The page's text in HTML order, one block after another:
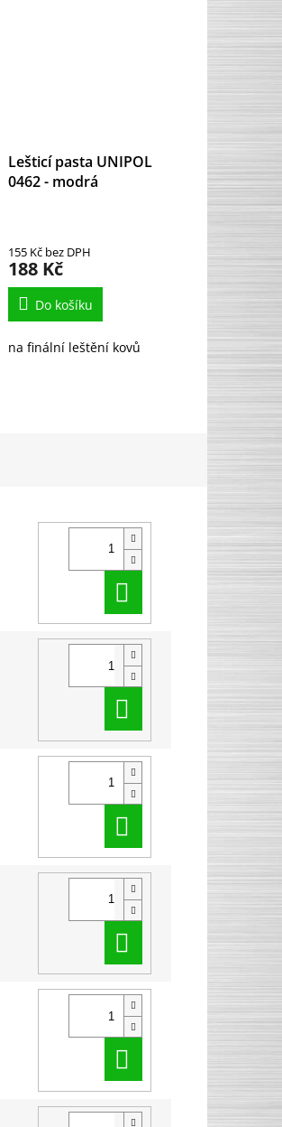
Lešticí pasta UNIPOL
0462 - modrá
155 Kč bez DPH
188 Kč
Do košíku
na finální leštění kovů
Do košíku
Do košíku